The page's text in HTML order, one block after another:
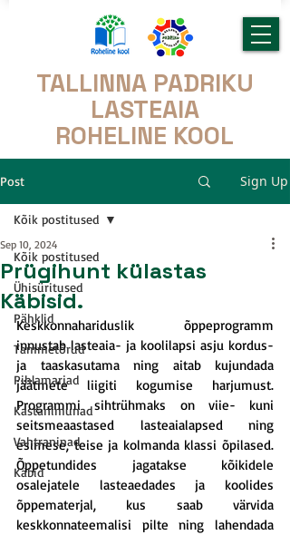
TALLINNA PADRIKU
LASTEAIA
ROHELINE KOOL
Post Sign Up
Kõik postitused
Ühisüritused
Pähklid
Tammetõrud
Pihlamarjad
Kastanimunad
Vahtraninad
Käbid
Kõik postitused
Prügihunt külastas
Käbisid.
Sep 10, 2024
Keskkonnahariduslik õppeprogramm
innustab lasteaia- ja koolilapsi asju kordus-
ja taaskasutama ning aitab kujundada
jäätmete liigiti kogumise harjumust.
Programmi sihtrühmaks on viie- kuni
seitsmeaastased lasteaialapsed ning
esimese, teise ja kolmanda klassi õpilased.
Õppetundides jagatakse kõikidele
osalejatele lasteaedades ja koolides
õppematerjal, kus saab värvida
keskkonnateemalisi pilte ning lahendada